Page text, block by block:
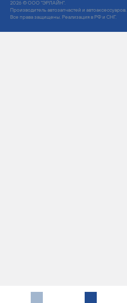
2026 © ООО "ЭРЛАЙН".
Производитель автозапчастей и автоаксессуаров.
Все права защищены. Реализация в РФ и СНГ.